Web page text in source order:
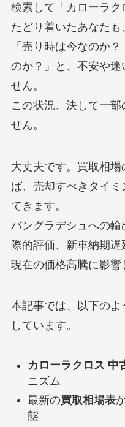
検索して「カローラ
たどり着いたあなたも
「売り時は今なのか
のか？」と、不安や迷
せん。
この状況、決して一
せん。
大丈夫です。買取相
ば、売却すべきタイミ
てきます。
バングラデシュへの
際的評価、新車納期遅
現在の価格高騰に影響
本記事では、以下の
しています。
カローラクロス 中
ニズム
最新の買取相場表
態